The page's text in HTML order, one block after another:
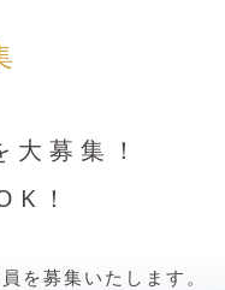
募集！
！
を募集いたします。